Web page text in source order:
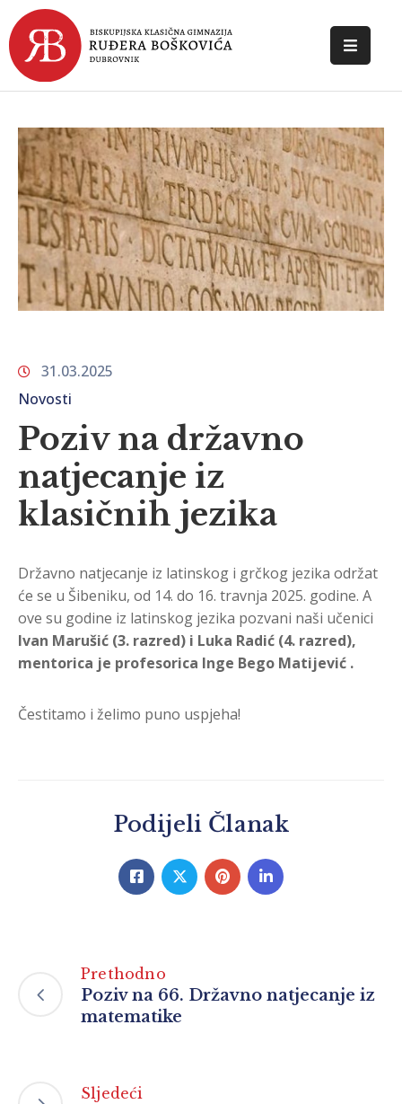
POČETNA
ŠKOLI
DOKUMENTI
NOVOSTI
KONTAKT
31.03.2025
Novosti
Poziv na državno
natjecanje iz
klasičnih jezika
Državno natjecanje iz latinskog i grčkog jezika održat
će se u Šibeniku, od 14. do 16. travnja 2025. godine. A
ove su godine iz latinskog jezika pozvani naši učenici
Ivan Marušić (3. razred) i Luka Radić (4. razred),
mentorica je profesorica Inge Bego Matijević .
Čestitamo i želimo puno uspjeha!
Podijeli Članak
Prethodno
Poziv na 66. Državno natjecanje iz
matematike
Sljedeći